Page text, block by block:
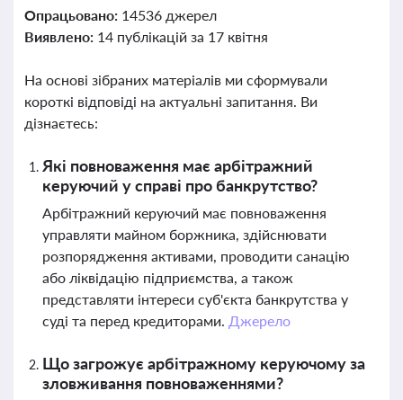
Опрацьовано: 14536 джерел
Виявлено: 14 публікацій за 17 квітня
На основі зібраних матеріалів ми сформували
короткі відповіді на актуальні запитання. Ви
дізнаєтесь:
Які повноваження має арбітражний
керуючий у справі про банкрутство?
Арбітражний керуючий має повноваження
управляти майном боржника, здійснювати
розпорядження активами, проводити санацію
або ліквідацію підприємства, а також
представляти інтереси суб'єкта банкрутства у
суді та перед кредиторами. Джерело
Що загрожує арбітражному керуючому за
зловживання повноваженнями?